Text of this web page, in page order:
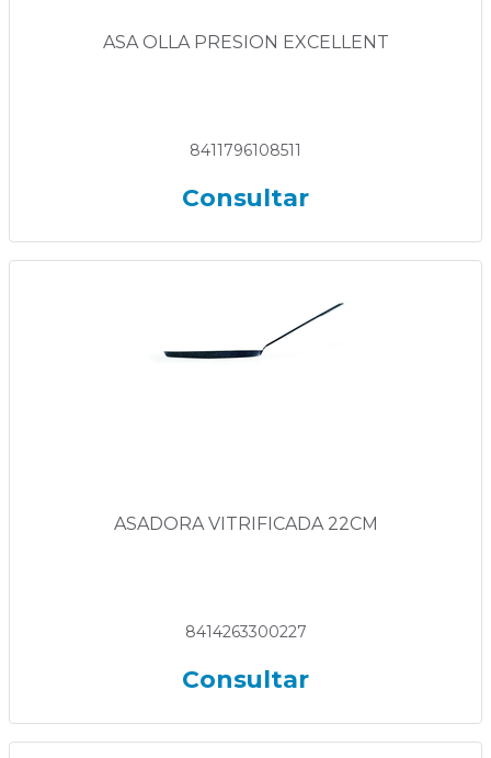
ASA OLLA PRESION EXCELLENT
8411796108511
Consultar
ASADORA VITRIFICADA 22CM
8414263300227
Consultar